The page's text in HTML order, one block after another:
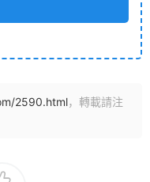
2590.html，轉載請注